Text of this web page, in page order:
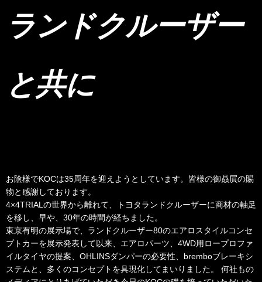
ランドクルーザー
と共に
お陰様でKOCは35周年を迎えようとしています。皆様の御贔屓の賜
物と感謝しております。
4×4TRIALの世界から離れて、トヨタランドクルーザーに商材の軸足
を移し、早や、30年の時間が経ちました。
東京有明の展示場で、ランドクルーザー80のエアロスタイルコンセ
プトカーを展示発表して以来、エアロパーツ、4WD用ロープロファ
イルタイヤの提案、OHLINSダンパーの必要性、bremboブレーキシ
ステムと、多くのコンセプトを具現化してまいりました。 何社もの